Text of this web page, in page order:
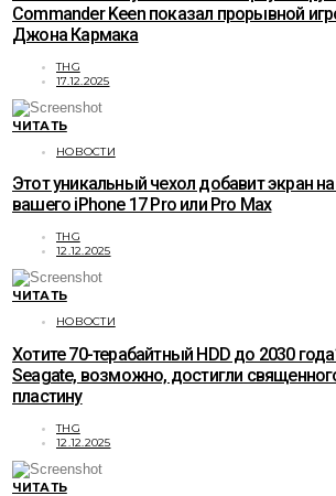
Commander Keen показал прорывной
Джона Кармака
THG
17.12.2025
ЧИТАТЬ
НОВОСТИ
Этот уникальный чехол добавит экран
вашего iPhone 17 Pro или Pro Max
THG
12.12.2025
ЧИТАТЬ
НОВОСТИ
Хотите 70-терабайтный HDD до 2030
Seagate, возможно, достигли
пластину
THG
12.12.2025
ЧИТАТЬ